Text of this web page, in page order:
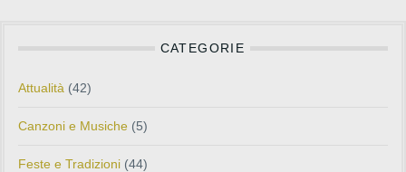
CATEGORIE
Attualità (42)
Canzoni e Musiche (5)
Feste e Tradizioni (44)